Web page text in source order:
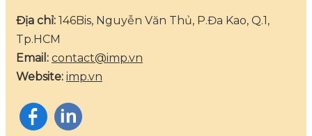
Địa chỉ: 146Bis, Nguyễn Văn Thủ, P.Đa Kao, Q.1,
Tp.HCM
Email: contact@imp.vn
Website: imp.vn